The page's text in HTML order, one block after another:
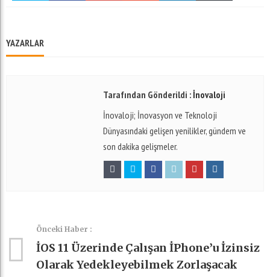
YAZARLAR
Tarafından Gönderildi :İnovaloji
İnovaloji; İnovasyon ve Teknoloji
Dünyasındaki gelişen yenilikler, gündem ve
son dakika gelişmeler.
Önceki Haber :
İOS 11 Üzerinde Çalışan İPhone’u İzinsiz
Olarak Yedekleyebilmek Zorlaşacak